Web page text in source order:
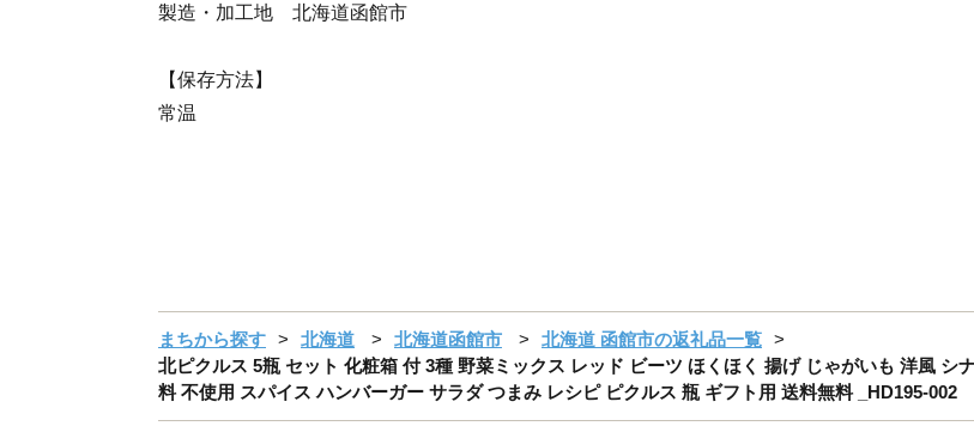
製造・加工地 北海道函館市
【保存方法】
常温
まちから探す 北海道 北海道函館市
北海道 函館市の返礼品一覧
北ピクルス 5瓶 セット 化粧箱 付 3種 野菜ミックス レッド ビーツ ほくほく 揚げ じゃがいも 洋風 シ
料 不使用 スパイス ハンバーガー サラダ つまみ レシピ ピクルス 瓶 ギフト用 送料無料 _HD195-002